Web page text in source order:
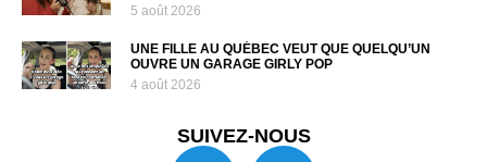
5 août 2026
UNE FILLE AU QUÉBEC VEUT QUE QUELQU’UN
OUVRE UN GARAGE GIRLY POP
4 août 2026
SUIVEZ-NOUS